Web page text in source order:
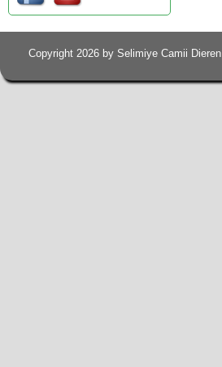
Copyright 2026 by Selimiye Camii Dieren